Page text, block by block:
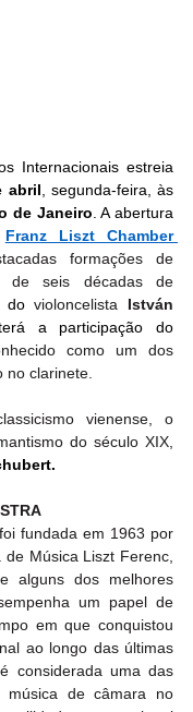
Internacionais estreia
abril , segunda-feira, às
de Janeiro . A abertura
Franz Liszt Chamber
formações de
de seis décadas de
do violoncelista István
a participação do
como um dos
no clarinete.
vienense, o
do século XIX,
fundada em 1963 por
Música Liszt Ferenc,
alguns dos melhores
um papel de
em que conquistou
ao longo das últimas
considerada uma das
música de câmara no